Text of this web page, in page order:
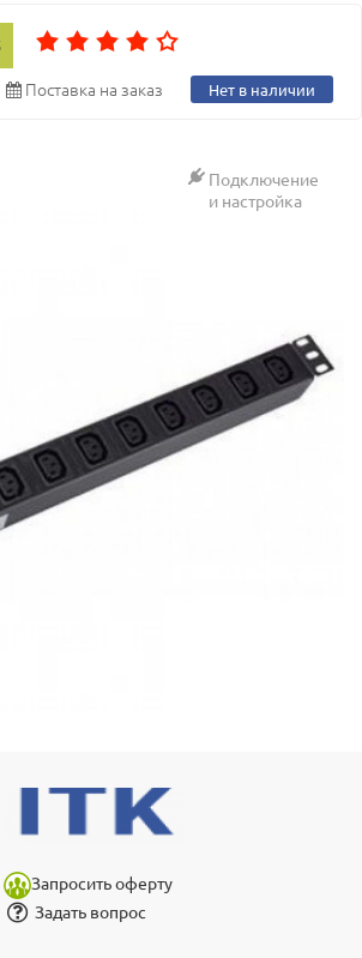
Поставка на заказ Нет в наличии
Подключение
и настройка
Запросить оферту
Задать вопрос